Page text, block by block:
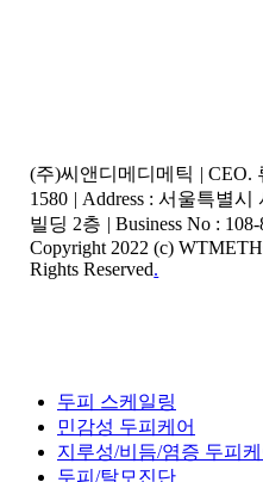
(주)씨앤디메디메틱 | CEO.
1580 | Address : 서울특별
빌딩 2층 | Business No :
Copyright 2022 (c)
Rights Reserved.
Close
Menu
두피 스케일링
민감성 두피케어
지루성/비듬/염증 두피케
두피/탈모진단